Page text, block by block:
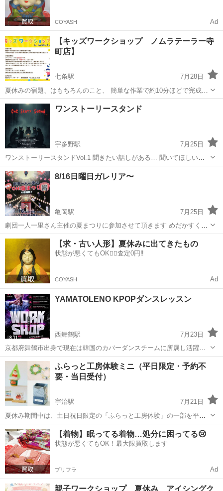
COYASH Ad
【キッズワークショップ ノムラテーラー寺
町店】
七条駅
7月28日
夏休みの宿題、はもちろんのこと、 簡単な作業で約10分ほどで完成し
ます お買い物がてら、ぜひお越しください 大人の方の参加も大歓迎で
す 8月9日（日）、11日（火㊗️） 11時から16時 京都市中京区 ノムラテ
ーラーハウ...
京都 京都市 七条駅 ワークショップ
ワンストーリースタンド
宇多野駅
7月25日
ワンストーリースタンドVol.1 聞きたい話しがある… 聞いてほしい話
がある… ご予約お待ちしております！ 2026年8月15日19時～
京都 京都市 宇多野駅 ワークショップ
8/16日曜日ガレリア〜
亀岡駅
7月25日
劇団一人一里さん主催の夏まつりに参加させて頂きます めだかすくい
やすくいーず 他にもくじ引きや10店舗位のお店が並びます。 是非遊び
に来て下さい
京都 亀岡市 亀岡駅 ワークショップ めだか
【求・古い人形】夏休みに出てきたもの
状態が悪くてもOK🙆‍♀️査定0円‼️
COYASH Ad
YAMATOLENO KPOPダンスレッスン
西舞鶴駅
7月23日
京都府舞鶴市出身で現在は韓国のカバーダンスチームに所属し活躍す
るYAMATOLENOが舞鶴市で初めてのワークショップを開催します。
不定期のダンスレッスンですが今回は未経験者を対象に参加者を募集
します。 小学生から社会人...
京都 舞鶴市 西舞鶴駅 ワークショップ KPOP
ふらっと工房体験ミニ（平日限定・予約不
要・当日受付）
宇治駅
7月21日
夏休み期間中は、土日祝日限定の「ふらっと工房体験」の一部を平日
もお楽しみいただけます。 涼しい屋内でオリジナルの作品づくりをし
ませんか。 【体験メニュー】 ・ミニツリー・プレート・リース（絵付
け） ・牛乳パックで...
京都 宇治市 宇治駅 ワークショップ 工房
【着物】眠ってる着物…処分に困ってる😢
状態が悪くてもOK！最大限買取します
プリフラ Ad
親子ワークショップ 夏休み アイシングク